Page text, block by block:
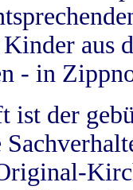
aus
- in
ist der